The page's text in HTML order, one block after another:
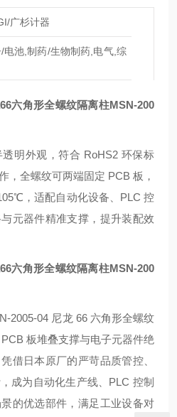
广杉计器
电池,制药/生物制药,电气,综
六角形全螺纹隔离柱MSN-200
明外观，符合 RoHS2 环保标
，全螺纹可两端固定 PCB 板，
，适配自动化设备、PLC 控
元器件精准支撑，提升装配效
六角形全螺纹隔离柱MSN-200
2005-04 尼龙 66 六角形全螺纹
板堆叠支撑与电子元器件绝
借日本原厂的严苛品质管控、
成为自动化生产线、PLC 控制
的优选部件，满足工业设备对